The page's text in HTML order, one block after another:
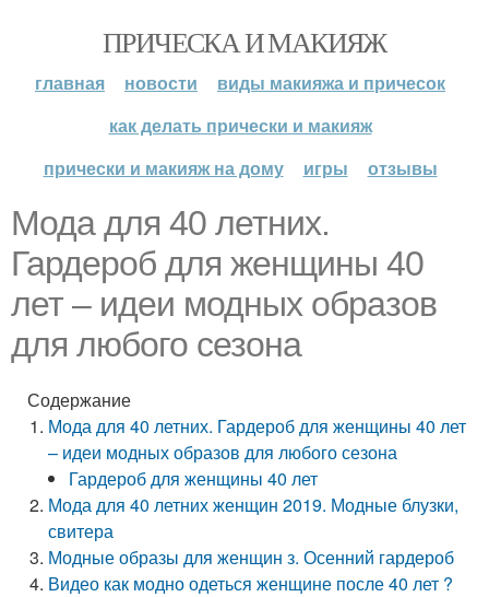
ПРИЧЕСКА И МАКИЯЖ
главная новости
виды макияжа и причесок
как делать прически и макияж
прически и макияж на дому
игры отзывы
Мода для 40 летних.
Гардероб для женщины 40
лет – идеи модных образов
для любого сезона
Содержание
Мода для 40 летних. Гардероб для женщины 40 лет
– идеи модных образов для любого сезона
Гардероб для женщины 40 лет
Мода для 40 летних женщин 2019. Модные блузки,
свитера
Модные образы для женщин з. Осенний гардероб
Видео как модно одеться женщине после 40 лет ?